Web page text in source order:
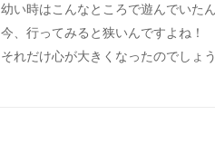
幼い時はこんなところで遊んでいた
今、行ってみると狭いんですよね！
それだけ心が大きくなったのでしょ